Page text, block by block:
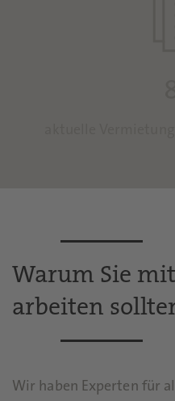
Warum Sie
arbeiten
Wir haben Experten für